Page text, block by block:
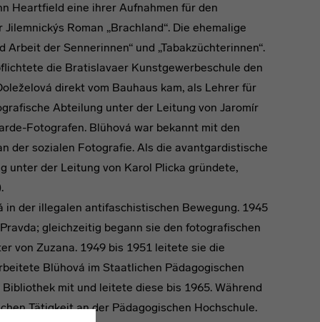
Heartfield eine ihrer Aufnahmen für den
Roman „Brachland“. Die ehemalige
der Sennerinnen“ und „Tabakzüchterinnen“.
die Bratislavaer Kunstgewerbeschule den
direkt vom Bauhaus kam, als Lehrer für
Abteilung unter der Leitung von Jaromír
Fotografen. Blühová war bekannt mit den
der sozialen Fotografie. Als die avantgardistische
unter der Leitung von Karol Plicka gründete,
der illegalen antifaschistischen Bewegung. 1945
gleichzeitig begann sie den fotografischen
von Zuzana. 1949 bis 1951 leitete sie die
Blühová im Staatlichen Pädagogischen
mit und leitete diese bis 1965. Während
Tätigkeit an der Pädagogischen Hochschule.